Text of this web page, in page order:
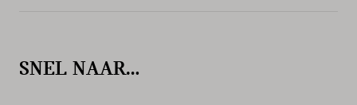
SNEL NAAR…